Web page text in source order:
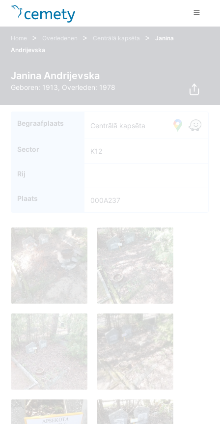
Home > Overledenen > Centrālā kapsēta >
Janina
Andrijevska
Janina Andrijevska
Geboren: 1913, Overleden: 1978
Begraafplaats Centrālā kapsēta
Sector K12
Rij
Plaats 000A237